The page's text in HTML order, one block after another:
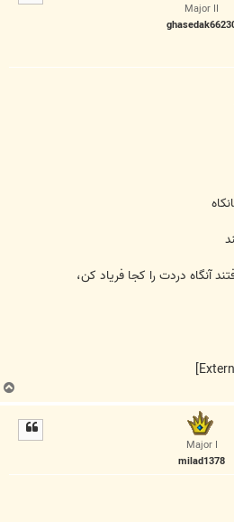
Major II
آنگاه دردت را کجا فریاد کن،
ب
ا
Major I
milad1378